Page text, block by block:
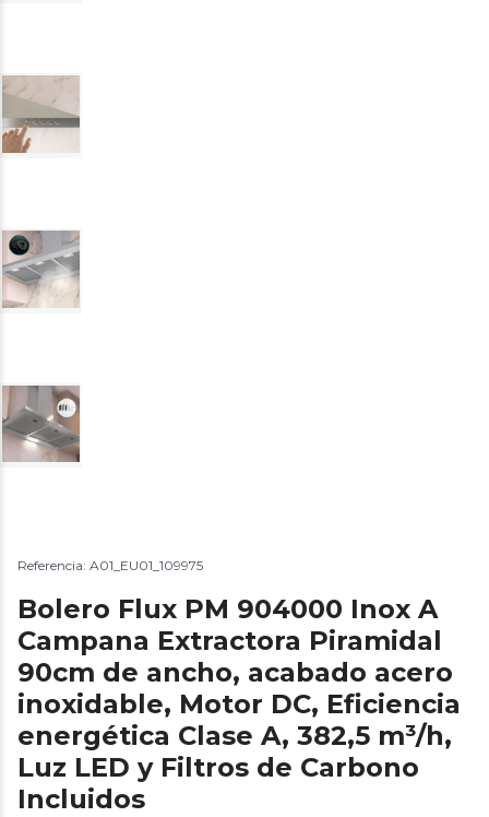
Referencia: A01_EU01_109975
Bolero Flux PM 904000 Inox A
Campana Extractora Piramidal
90cm de ancho, acabado acero
inoxidable, Motor DC, Eficiencia
energética Clase A, 382,5 m³/h,
Luz LED y Filtros de Carbono
Incluidos